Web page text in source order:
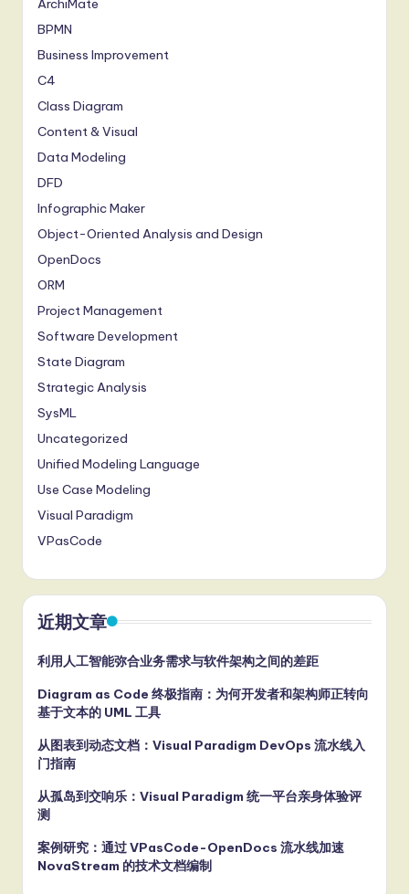
ArchiMate
BPMN
Business Improvement
C4
Class Diagram
Content & Visual
Data Modeling
DFD
Infographic Maker
Object-Oriented Analysis and Design
OpenDocs
ORM
Project Management
Software Development
State Diagram
Strategic Analysis
SysML
Uncategorized
Unified Modeling Language
Use Case Modeling
Visual Paradigm
VPasCode
近期文章
利用人工智能弥合业务需求与软件架构之间的差距
Diagram as Code 终极指南：为何开发者和架构师正转向
基于文本的 UML 工具
从图表到动态文档：Visual Paradigm DevOps 流水线入
门指南
从孤岛到交响乐：Visual Paradigm 统一平台亲身体验评
测
案例研究：通过 VPasCode-OpenDocs 流水线加速
NovaStream 的技术文档编制